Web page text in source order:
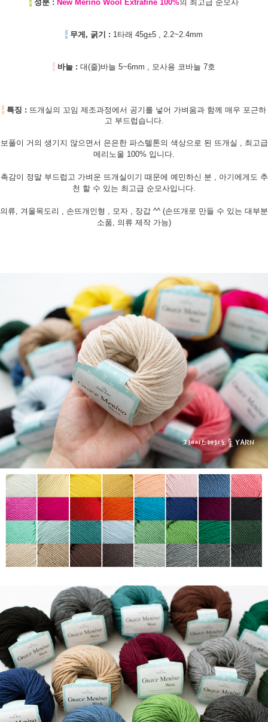
- 성분 : New Merino Wool Extrafine 100%의 최고급 순모사
- 무게, 굵기 : 1타래 45g±5 , 2.2~2.4mm
- 바늘 : 대(줄)바늘 5~6mm , 모사용 코바늘 7호
- 특징 : 뜨개실의 꼬임 제조과정에서 공기를 넣어 가벼움과 함께 매우 포근하
고 부드럽습니다.
보풀이 거의 생기지 않으면서 은은한 파스텔톤의 색상으로 된 뜨개실 , 최고급
메리노울 100% 입니다.
촉감이 정말 부드럽고 가벼운 뜨개실이기 때문에 예민하신 분 , 아기에게도 추
천 할 수 있는 최고급 순모사입니다.
의류, 겨울목도리 , 손뜨개인형 , 모자 , 장갑 ^^ (손뜨개로 만들 수 있는 대부분
소품, 의류 제작 가능)